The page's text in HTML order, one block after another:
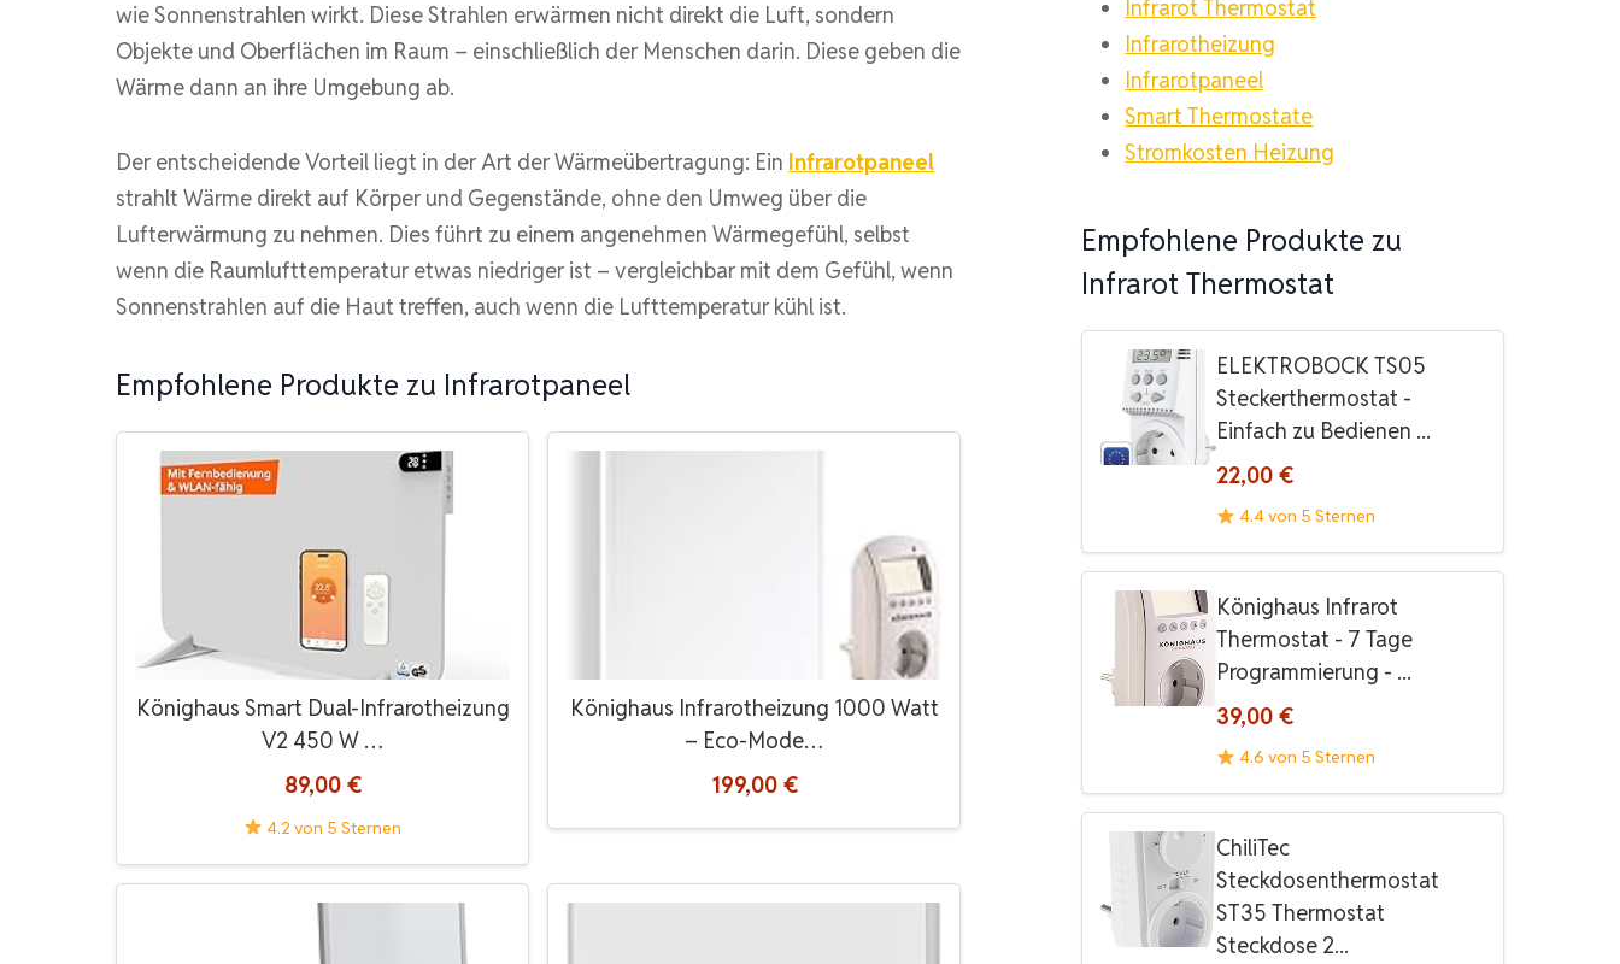
wie Sonnenstrahlen wirkt. Diese Strahlen erwärmen nicht direkt die Luft, sondern
Objekte und Oberflächen im Raum – einschließlich der Menschen darin. Diese geben die
Wärme dann an ihre Umgebung ab.
Der entscheidende Vorteil liegt in der Art der Wärmeübertragung: Ein Infrarotpaneel
strahlt Wärme direkt auf Körper und Gegenstände, ohne den Umweg über die
Lufterwärmung zu nehmen. Dies führt zu einem angenehmen Wärmegefühl, selbst
wenn die Raumlufttemperatur etwas niedriger ist – vergleichbar mit dem Gefühl, wenn
Sonnenstrahlen auf die Haut treffen, auch wenn die Lufttemperatur kühl ist.
Empfohlene Produkte zu Infrarotpaneel
Könighaus Smart Dual-Infrarotheizung
V2 450 W …
89,00 €
4.2 von 5 Sternen
Könighaus Infrarotheizung 1000 Watt
– Eco-Mode…
199,00 €
Infrarot Thermostat
Infrarotheizung
Infrarotpaneel
Smart Thermostate
Stromkosten Heizung
Empfohlene Produkte zu
Infrarot Thermostat
ELEKTROBOCK TS05
Steckerthermostat -
Einfach zu Bedienen ...
22,00 €
4.4 von 5 Sternen
Könighaus Infrarot
Thermostat - 7 Tage
Programmierung - ...
39,00 €
4.6 von 5 Sternen
ChiliTec
Steckdosenthermostat
ST35 Thermostat
Steckdose 2...